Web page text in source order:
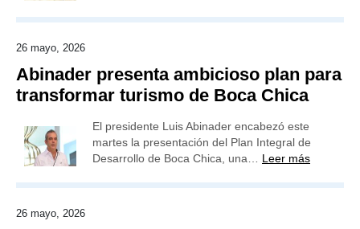
26 mayo, 2026
Abinader presenta ambicioso plan para
transformar turismo de Boca Chica
El presidente Luis Abinader encabezó este
martes la presentación del Plan Integral de
Desarrollo de Boca Chica, una… Leer más
26 mayo, 2026